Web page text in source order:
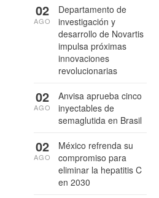
Departamento de
investigación y
desarrollo de Novartis
impulsa próximas
innovaciones
revolucionarias
02
AGO
Anvisa aprueba cinco
inyectables de
semaglutida en Brasil
02
AGO
México refrenda su
compromiso para
eliminar la hepatitis C
en 2030
02
AGO